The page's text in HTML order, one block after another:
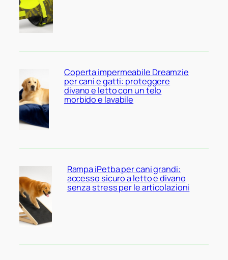
Coperta impermeabile Dreamzie
per cani e gatti: proteggere
divano e letto con un telo
morbido e lavabile
Rampa iPetba per cani grandi:
accesso sicuro a letto e divano
senza stress per le articolazioni